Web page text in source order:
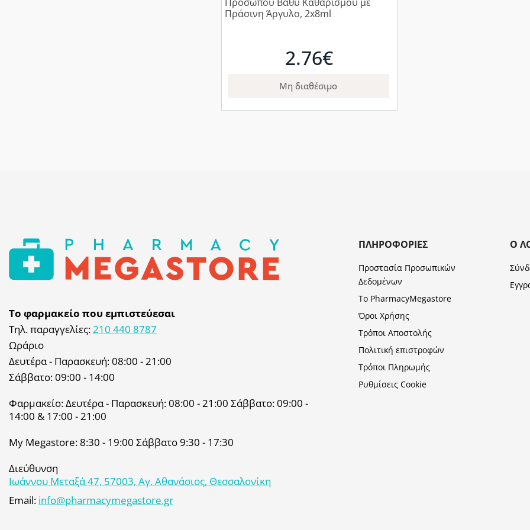
Προσώπου Βαθύ Καθαρισμού με
Πράσινη Άργυλο, 2x8ml
2.76€
Μη διαθέσιμο
Το φαρμακείο που εμπιστεύεσαι
Τηλ. παραγγελίες:210 440 8787
Ωράριο
Δευτέρα - Παρασκευή: 08:00 - 21:00
Σάββατο: 09:00 - 14:00
Φαρμακείο: Δευτέρα - Παρασκευή: 08:00 - 21:00 Σάββατο: 09:00 -
14:00 & 17:00 - 21:00
My Megastore: 8:30 - 19:00 Σάββατο 9:30 - 17:30
Διεύθυνση
Ιωάννου Μεταξά 47, 57003, Αγ. Αθανάσιος, Θεσσαλονίκη
Email: info@pharmacymegastore.gr
ΠΛΗΡΟΦΟΡΊΕΣ
Προστασία Προσωπικών
Δεδομένων
Το PharmacyMegastore
Όροι Χρήσης
Τρόποι Αποστολής
Πολιτική επιστροφών
Τρόποι Πληρωμής
Ρυθμίσεις Cookie
Ο